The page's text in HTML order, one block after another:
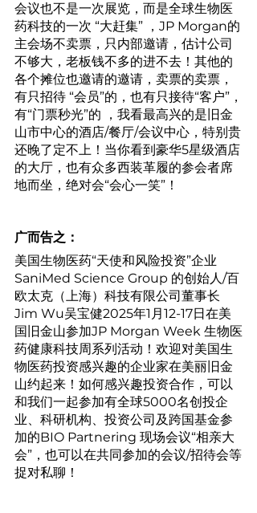
会议也不是一次展览，而是全球生物医
药科技的一次 “大赶集” ，JP Morgan的
主会场不卖票，只内部邀请，估计公司
不够大，老板钱不多的进不去！其他的
各个摊位也邀请的邀请，卖票的卖票，
有只招待 “会员”的，也有只接待“客户”，
有“门票秒光”的 ，我看最高兴的是旧金
山市中心的酒店/餐厅/会议中心，特别贵
还晚了定不上！当你看到豪华5星级酒店
的大厅，也有众多西装革履的参会者席
地而坐，绝对会“会心一笑”！
广而告之：
美国生物医药“天使和风险投资”企业
SaniMed Science Group 的创始人/百
欧太克（上海）科技有限公司董事长
Jim Wu吴宝健2025年1月12-17日在美
国旧金山参加JP Morgan Week 生物医
药健康科技周系列活动！欢迎对美国生
物医药投资感兴趣的企业家在美丽旧金
山约起来！如何感兴趣投资合作，可以
和我们一起参加有全球5000名创投企
业、科研机构、投资公司及跨国基金参
加的BIO Partnering 现场会议“相亲大
会”，也可以在共同参加的会议/招待会等
捉对私聊！